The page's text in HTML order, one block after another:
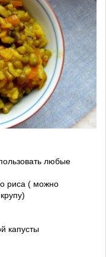
любые
риса ( можно
капусты